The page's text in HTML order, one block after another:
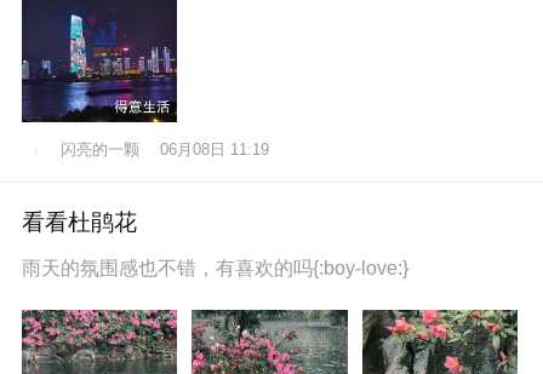
闪亮的一颗 06月08日 11:19
看看杜鹃花
雨天的氛围感也不错，有喜欢的吗{:boy-love:}